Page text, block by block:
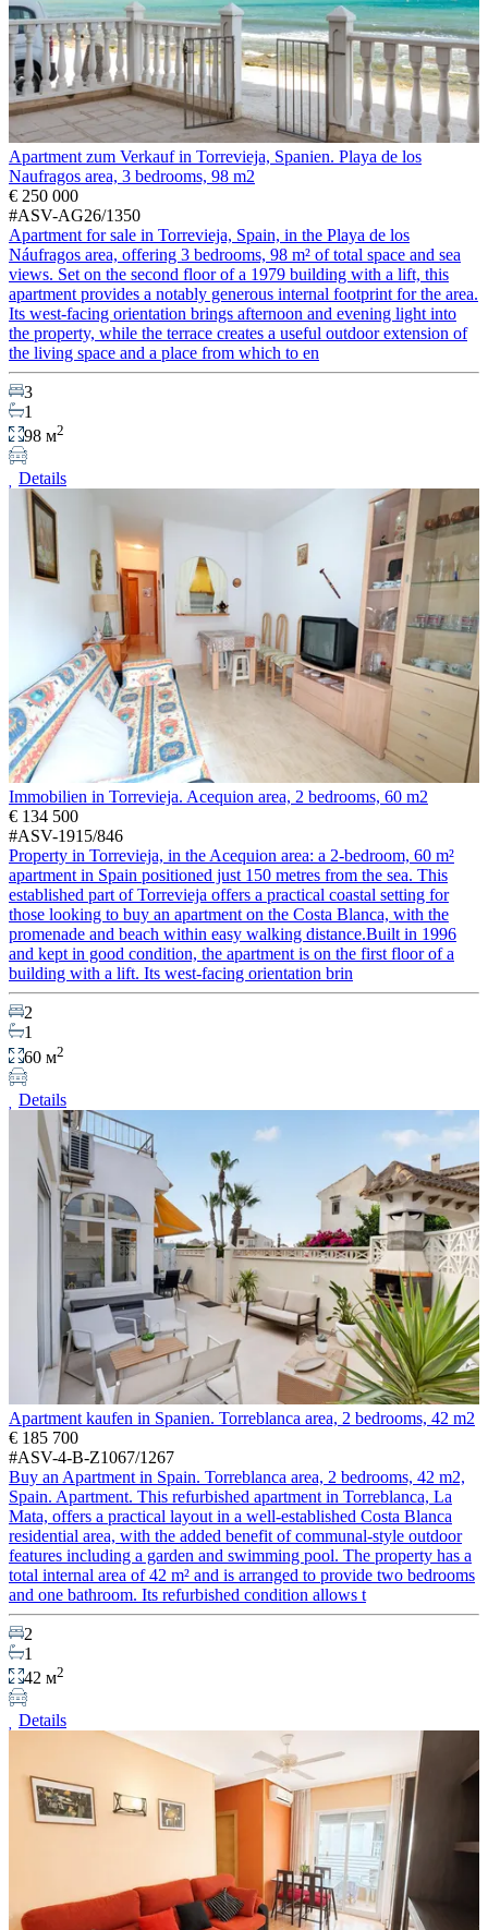
Apartment zum Verkauf in Torrevieja, Spanien. Playa de los
Naufragos area, 3 bedrooms, 98 m2
€ 250 000
#ASV-AG26/1350
Apartment for sale in Torrevieja, Spain, in the Playa de los
Náufragos area, offering 3 bedrooms, 98 m² of total space and sea
views. Set on the second floor of a 1979 building with a lift, this
apartment provides a notably generous internal footprint for the area.
Its west-facing orientation brings afternoon and evening light into
the property, while the terrace creates a useful outdoor extension of
the living space and a place from which to en
3
1
98 м2
Details
Immobilien in Torrevieja. Acequion area, 2 bedrooms, 60 m2
€ 134 500
#ASV-1915/846
Property in Torrevieja, in the Acequion area: a 2-bedroom, 60 m²
apartment in Spain positioned just 150 metres from the sea. This
established part of Torrevieja offers a practical coastal setting for
those looking to buy an apartment on the Costa Blanca, with the
promenade and beach within easy walking distance.Built in 1996
and kept in good condition, the apartment is on the first floor of a
building with a lift. Its west-facing orientation brin
2
1
60 м2
Details
Apartment kaufen in Spanien. Torreblanca area, 2 bedrooms, 42 m2
€ 185 700
#ASV-4-B-Z1067/1267
Buy an Apartment in Spain. Torreblanca area, 2 bedrooms, 42 m2,
Spain. Apartment. This refurbished apartment in Torreblanca, La
Mata, offers a practical layout in a well-established Costa Blanca
residential area, with the added benefit of communal-style outdoor
features including a garden and swimming pool. The property has a
total internal area of 42 m² and is arranged to provide two bedrooms
and one bathroom. Its refurbished condition allows t
2
1
42 м2
Details